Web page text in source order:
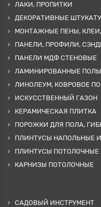
ЛАКИ, ПРОПИТКИ
ДЕКОРАТИВНЫЕ
МОНТАЖНЫЕ ПЕНЫ,
ПАНЕЛИ, ПРОФИЛИ,
ПАНЕЛИ МДФ СТЕНОВЫЕ
ЛАМИНИРОВАННЫЕ ПОЛЫ
ЛИНОЛЕУМ, КОВРОВОЕ
ИСКУССТВЕННЫЙ ГАЗОН
КЕРАМИЧЕСКАЯ ПЛИТКА
ПОРОЖКИ ДЛЯ ПОЛА,
ПЛИНТУСЫ НАПОЛЬНЫЕ
ПЛИНТУСЫ ПОТОЛОЧНЫЕ
КАРНИЗЫ ПОТОЛОЧНЫЕ
САДОВЫЙ ИНСТРУМЕНТ